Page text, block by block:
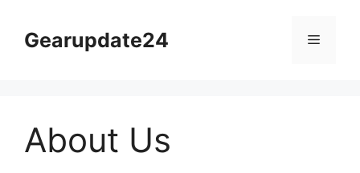
contentGearupdate24 Menu
About Us